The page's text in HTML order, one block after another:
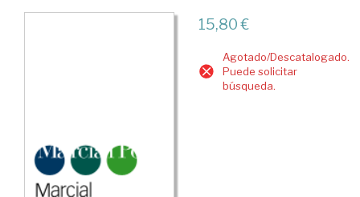
15,80 €
Agotado/Descatalogado.
Puede solicitar
búsqueda.